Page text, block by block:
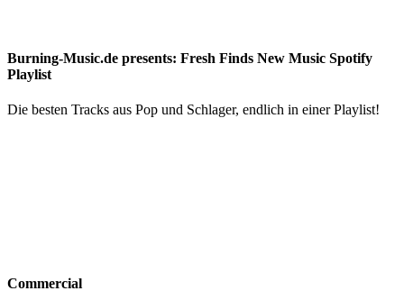
Burning-Music.de presents: Fresh Finds New Music Spotify
Playlist
Die besten Tracks aus Pop und Schlager, endlich in einer Playlist!
Commercial